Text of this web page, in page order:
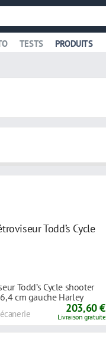
TESTS PRODUITS
Todd’s Cycle shooter
cm gauche Harley
203,60 €
Livraison gratuite